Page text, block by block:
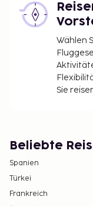
Die
Unterkunft/
Die Stadt
der
AED für das
Unterkunft
für
Gebühr für
Wählen
Sie
Beliebte
Spanien
Türkei
Frankreich